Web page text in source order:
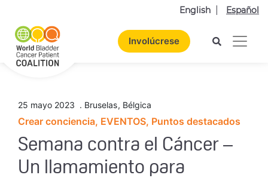
English Español
Involúcrese
25 mayo 2023 . Bruselas, Bélgica
Crear conciencia, EVENTOS, Puntos destacados
Semana contra el Cáncer –
Un llamamiento para